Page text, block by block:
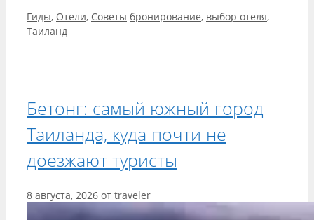
Рубрики
Гиды, Отели, Советы Метки
бронирование, выбор отеля,
Таиланд
Бетонг: самый южный город
Таиланда, куда почти не
доезжают туристы
8 августа, 2026 от traveler